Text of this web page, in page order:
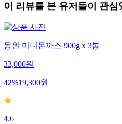
이 리뷰를 본 유저들이 관심
동원 미니돈까스 900g x 3봉
33,000원
42%19,300원
4.6